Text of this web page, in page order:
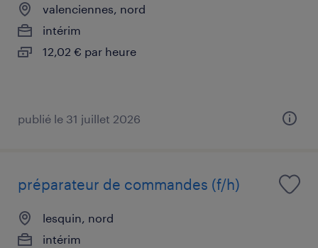
valenciennes, nord
intérim
12,02 € par heure
publié le 31 juillet 2026
préparateur de commandes (f/h)
lesquin, nord
intérim